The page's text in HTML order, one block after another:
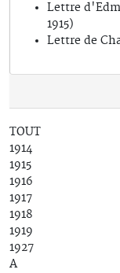
Lettre
1915)
Lettre de
TOUT
1914
1915
1916
1917
1918
1919
1927
A